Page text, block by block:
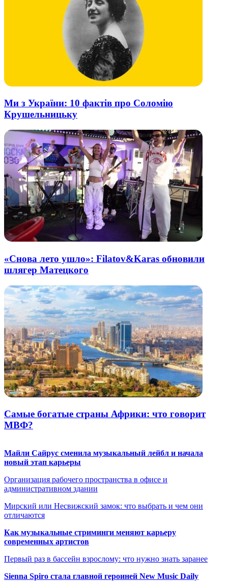
Ми з України: 10 фактів про Соломію
Крушельницьку
«Снова лето ушло»: Filatov&Karas обновили
шлягер Матецкого
Самые богатые страны Африки: что говорит
МВФ?
Майли Сайрус сменила музыкальный лейбл и начала
новый этап карьеры
Организация рабочего пространства в офисе и
административном здании
Мирский или Несвижский замок: что выбрать и чем они
отличаются
Как музыкальные стриминги меняют карьеру
современных артистов
Первый раз в бассейн взрослому: что нужно знать заранее
Sienna Spiro стала главной героиней New Music Daily